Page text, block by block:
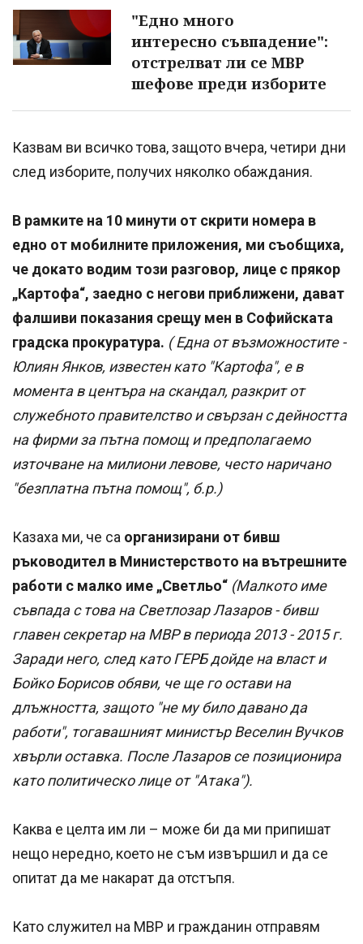
"Едно много
интересно съвпадение":
отстрелват ли се МВР
шефове преди изборите
Казвам ви всичко това, защото вчера, четири дни
след изборите, получих няколко обаждания.
В рамките на 10 минути от скрити номера в
едно от мобилните приложения, ми съобщиха,
че докато водим този разговор, лице с прякор
„Картофа“, заедно с негови приближени, дават
фалшиви показания срещу мен в Софийската
градска прокуратура. ( Една от възможностите -
Юлиян Янков, известен като "Картофа", е в
момента в центъра на скандал, разкрит от
служебното правителство и свързан с дейността
на фирми за пътна помощ и предполагаемо
източване на милиони левове, често наричано
"безплатна пътна помощ", б.р.)
Казаха ми, че са организирани от бивш
ръководител в Министерството на вътрешните
работи с малко име „Светльо“ (Малкото име
съвпада с това на Светлозар Лазаров - бивш
главен секретар на МВР в периода 2013 - 2015 г.
Заради него, след като ГЕРБ дойде на власт и
Бойко Борисов обяви, че ще го остави на
длъжността, защото "не му било давано да
работи", тогавашният министър Веселин Вучков
хвърли оставка. После Лазаров се позиционира
като политическо лице от "Атака").
Каква е целта им ли – може би да ми припишат
нещо нередно, което не съм извършил и да се
опитат да ме накарат да отстъпя.
Като служител на МВР и гражданин отправям